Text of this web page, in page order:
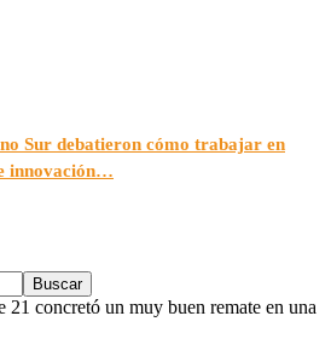
Sur debatieron cómo trabajar en
innovación…
21 concretó un muy buen remate en una